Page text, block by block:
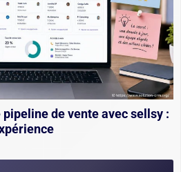
de vente avec sellsy :